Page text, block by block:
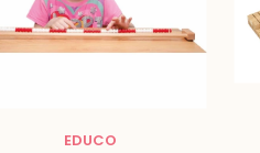
EDUCO